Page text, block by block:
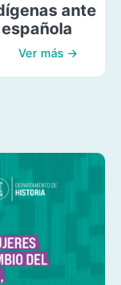
ante
Ver más →